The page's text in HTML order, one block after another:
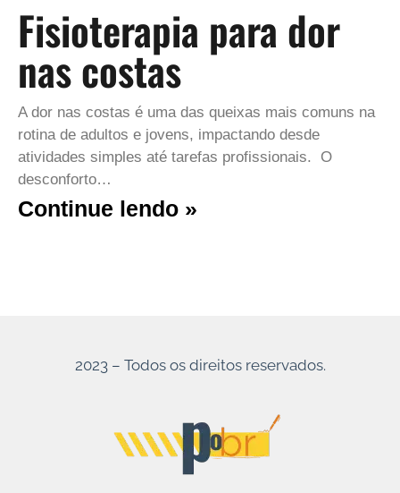
Fisioterapia para dor
nas costas
A dor nas costas é uma das queixas mais comuns na
rotina de adultos e jovens, impactando desde
atividades simples até tarefas profissionais. O
desconforto…
Continue lendo »
2023 – Todos os direitos reservados.